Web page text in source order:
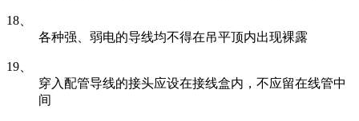
18、
各种强、弱电的导线均不得在吊平顶内出现裸露
19、
穿入配管导线的接头应设在接线盒内，不应留在线管中
间